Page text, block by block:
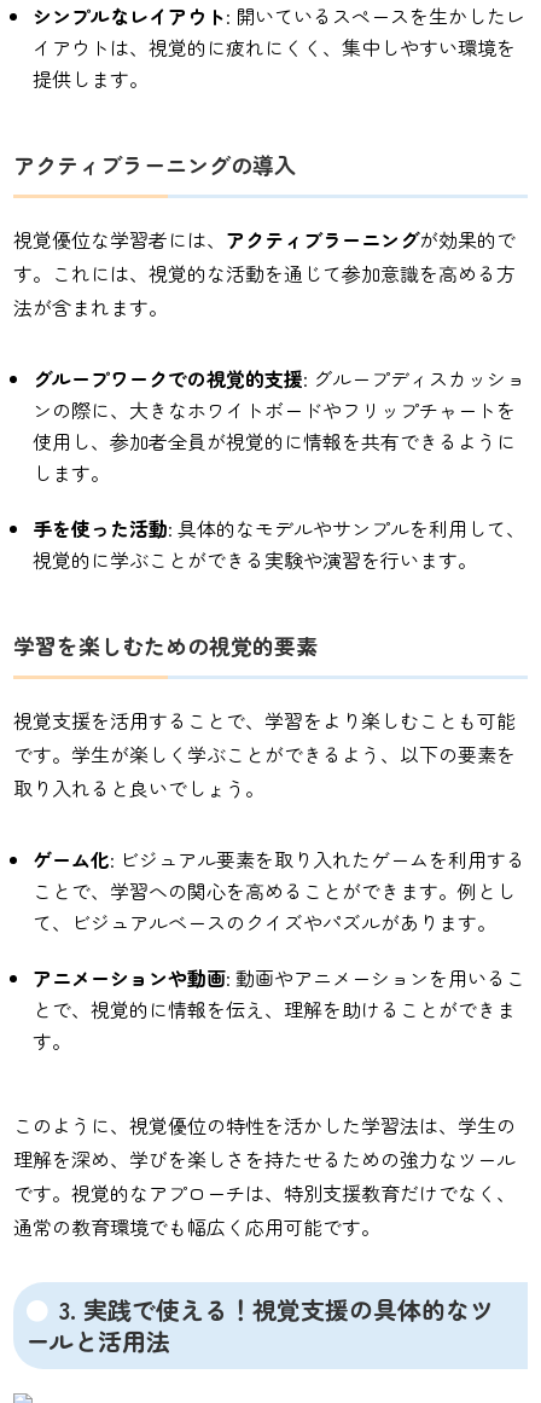
シンプルなレイアウト: 開いているスペースを生かしたレ
イアウトは、視覚的に疲れにくく、集中しやすい環境を
提供します。
アクティブラーニングの導入
視覚優位な学習者には、 アクティブラーニングが効果的で
す。これには、視覚的な活動を通じて参加意識を高める方
法が含まれます。
グループワークでの視覚的支援: グループディスカッショ
ンの際に、大きなホワイトボードやフリップチャートを
使用し、参加者全員が視覚的に情報を共有できるように
します。
手を使った活動: 具体的なモデルやサンプルを利用して、
視覚的に学ぶことができる実験や演習を行います。
学習を楽しむための視覚的要素
視覚支援を活用することで、学習をより楽しむことも可能
です。学生が楽しく学ぶことができるよう、以下の要素を
取り入れると良いでしょう。
ゲーム化: ビジュアル要素を取り入れたゲームを利用する
ことで、学習への関心を高めることができます。例とし
て、ビジュアルベースのクイズやパズルがあります。
アニメーションや動画: 動画やアニメーションを用いるこ
とで、視覚的に情報を伝え、理解を助けることができま
す。
このように、視覚優位の特性を活かした学習法は、学生の
理解を深め、学びを楽しさを持たせるための強力なツール
です。視覚的なアプローチは、特別支援教育だけでなく、
通常の教育環境でも幅広く応用可能です。
3. 実践で使える！視覚支援の具体的なツ
ールと活用法